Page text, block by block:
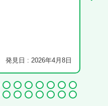
発見日 : 2026年4月8日